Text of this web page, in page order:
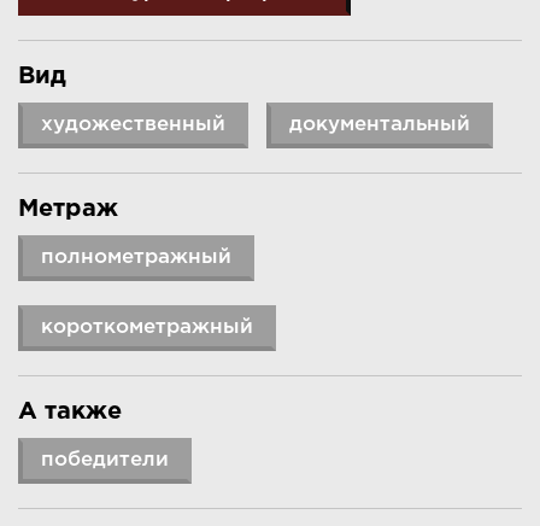
Вид
художественный документальный
Метраж
полнометражный
короткометражный
А также
победители